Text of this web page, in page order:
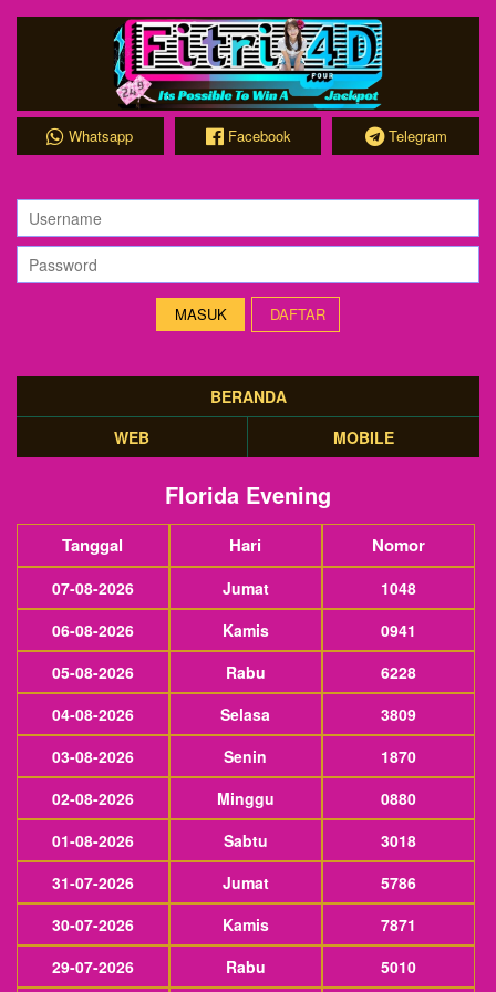
Whatsapp Facebook Telegram
DAFTAR
BERANDA
WEB
MOBILE
Florida Evening
Tanggal Hari Nomor
07-08-2026 Jumat
1048
06-08-2026
Kamis
0941
05-08-2026
Rabu
6228
04-08-2026
Selasa
3809
03-08-2026
Senin
1870
02-08-2026
Minggu
0880
01-08-2026
Sabtu
3018
31-07-2026
Jumat
5786
30-07-2026
Kamis
7871
29-07-2026
Rabu 5010